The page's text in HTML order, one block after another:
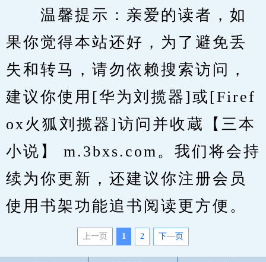
温馨提示：亲爱的读者，如
果你觉得本站还好，为了避免丢
失和转马，请勿依赖搜索访问，
建议你使用[华为刘揽器]或[Firef
ox火狐刘揽器]访问并收蔵【三本
小说】 m.3bxs.com。我们将会持
续为你更新，还建议你注册会员
使用书架功能追书阅读更方便。
上一页 1 2 下—页